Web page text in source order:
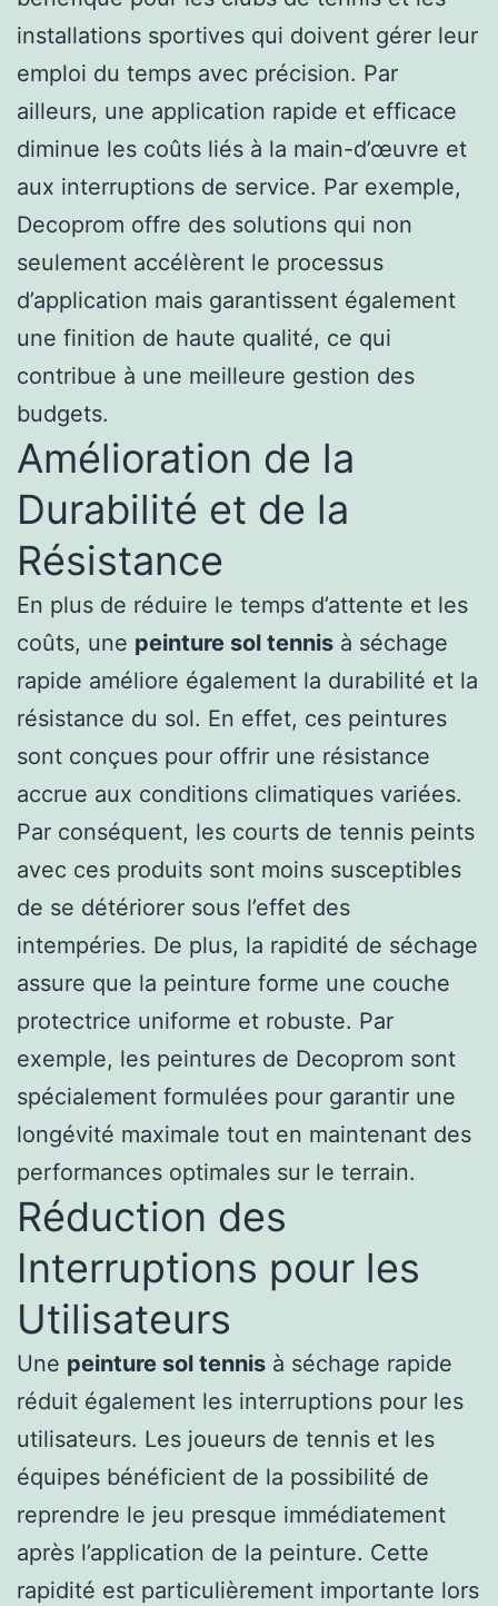
installations sportives qui doivent gérer leur
emploi du temps avec précision. Par
ailleurs, une application rapide et efficace
diminue les coûts liés à la main-d’œuvre et
aux interruptions de service. Par exemple,
Decoprom offre des solutions qui non
seulement accélèrent le processus
d’application mais garantissent également
une finition de haute qualité, ce qui
contribue à une meilleure gestion des
budgets.
Amélioration de la
Durabilité et de la
Résistance
En plus de réduire le temps d’attente et les
coûts, une peinture sol tennis à séchage
rapide améliore également la durabilité et la
résistance du sol. En effet, ces peintures
sont conçues pour offrir une résistance
accrue aux conditions climatiques variées.
Par conséquent, les courts de tennis peints
avec ces produits sont moins susceptibles
de se détériorer sous l’effet des
intempéries. De plus, la rapidité de séchage
assure que la peinture forme une couche
protectrice uniforme et robuste. Par
exemple, les peintures de Decoprom sont
spécialement formulées pour garantir une
longévité maximale tout en maintenant des
performances optimales sur le terrain.
Réduction des
Interruptions pour les
Utilisateurs
Une peinture sol tennis à séchage rapide
réduit également les interruptions pour les
utilisateurs. Les joueurs de tennis et les
équipes bénéficient de la possibilité de
reprendre le jeu presque immédiatement
après l’application de la peinture. Cette
rapidité est particulièrement importante lors